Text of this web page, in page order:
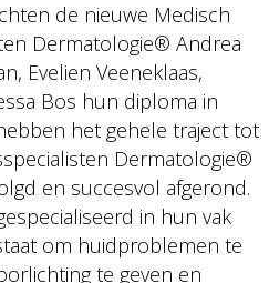
de nieuwe Medisch
Dermatologie® Andrea
Evelien Veeneklaas,
Bos hun diploma in
het gehele traject tot
Dermatologie®
en succesvol afgerond.
in hun vak
om huidproblemen te
te geven en